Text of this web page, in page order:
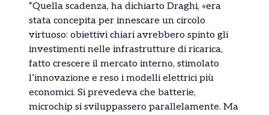
“Quella scadenza, ha dichiarto Draghi, «era
stata concepita per innescare un circolo
virtuoso: obiettivi chiari avrebbero spinto gli
investimenti nelle infrastrutture di ricarica,
fatto crescere il mercato interno, stimolato
l’innovazione e reso i modelli elettrici più
economici. Si prevedeva che batterie,
microchip si sviluppassero parallelamente. Ma